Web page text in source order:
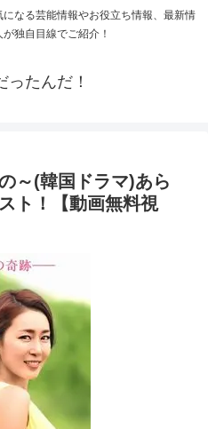
なる芸能情報やお役立ち情報、最新情
独自目線でご紹介！
ったんだ！
～(韓国ドラマ)あら
ト！【動画無料視